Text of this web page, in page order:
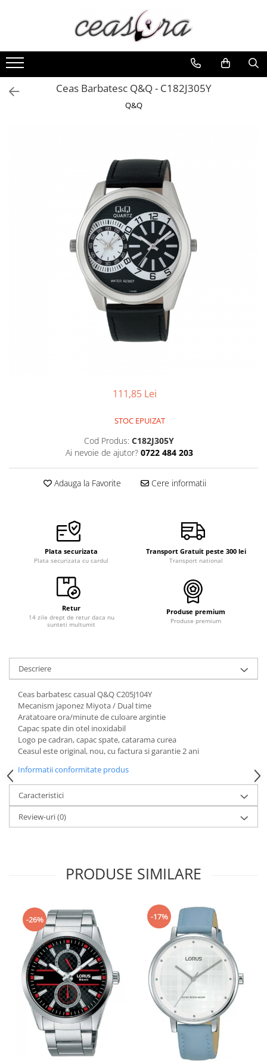
Toate Produsele
Baterii
AA, AAA, 9V
Accesorii baterii
Ceasuri Daniel Klein
Ceasuri Q&Q Attractive
Curele Casio
Curele cauciuc
Curele Garmin
Curele metalice
Curele militare
Curele piele
Curele textile
Handmade / Bijutieri
Abrazive
Ciocane Miniatura
Clesti Miniatura
Curatare Bijuterii
Dispozitive Bratari
Dispozitive Inele
Dispozitive Margelit
Fierastraie / Panze
Modelarea Metalului
Pensete
Perii
Scule de Mana
Turnare, Lipire, Finisare
PROMOTII Curele Apple Watch
PROMOTII Curele Garmin
PROMOTII Scule Bijutier
PROMOTII Scule Ceasornicar
Scule si Accesorii Ceasuri
Ceas Barbatesc Q&Q - C182J305Y
Q&Q
111,85 Lei
STOC EPUIZAT
Cod Produs: C182J305Y
Ai nevoie de ajutor? 0722 484 203
Adauga la Favorite Cere informatii
Plata securizata
Plata securizata cu cardul
Transport Gratuit peste 300 lei
Transport national
Retur
14 zile drept de retur daca nu
sunteti multumit
Produse premium
Produse premium
Descriere
Ceas barbatesc casual Q&Q C205J104Y
Mecanism japonez Miyota / Dual time
Aratatoare ora/minute de culoare argintie
Capac spate din otel inoxidabil
Logo pe cadran, capac spate, catarama curea
Ceasul este original, nou, cu factura si garantie 2 ani
Informatii conformitate produs
Caracteristici
Review-uri(0)
PRODUSE SIMILARE
-26% -17%